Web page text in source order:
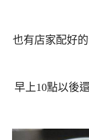
也有店家配好
早上10點以後